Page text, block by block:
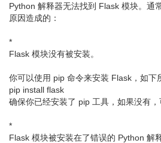
Python 解释器无法找到 Flask 模块。通
原因造成的：
*
Flask 模块没有被安装。
你可以使用 pip 命令来安装 Flask，如下
pip install flask
确保你已经安装了 pip 工具，如果没有，
*
Flask 模块被安装在了错误的 Python 解